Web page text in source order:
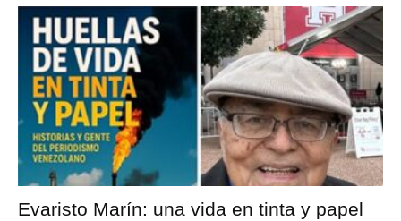
Evaristo Marín: una vida en tinta y papel